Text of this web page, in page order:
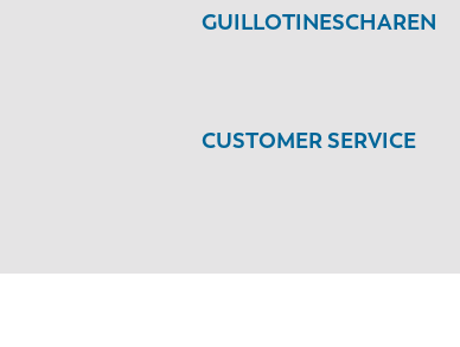
GUILLOTINESCHAREN
CUSTOMER SERVICE